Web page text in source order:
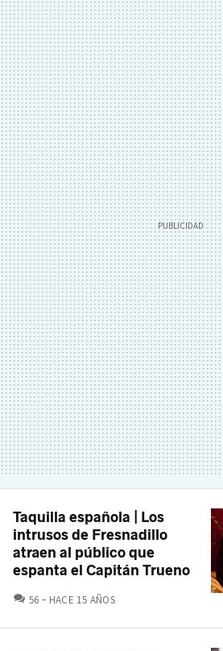
Taquilla española | Los
intrusos de Fresnadillo
atraen al público que
espanta el Capitán Trueno
56 COMENTARIOS
HACE 15 AÑOS